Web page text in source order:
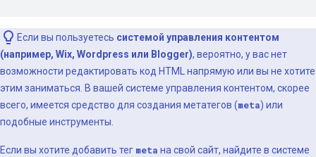
Если вы пользуетесь системой управления контентом
(например, Wix, Wordpress или Blogger), вероятно, у вас нет
возможности редактировать код HTML напрямую или вы не хотите
этим заниматься. В вашей системе управления контентом, скорее
всего, имеется средство для создания метатегов (meta) или
подобные инструменты.
Если вы хотите добавить тег meta на свой сайт, найдите в системе